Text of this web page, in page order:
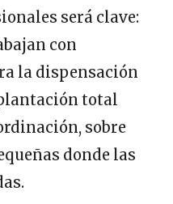
será clave:
con
la dispensación
total
sobre
donde las